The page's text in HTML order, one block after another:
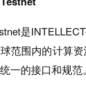
是
范围内的计算
一的接口和规范。